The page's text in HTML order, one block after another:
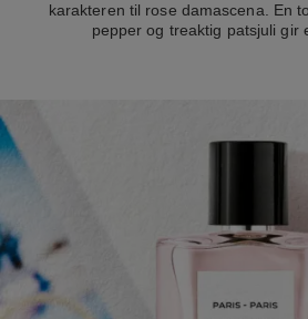
karakteren til rose damascena. En
pepper og treaktig patsjuli gir